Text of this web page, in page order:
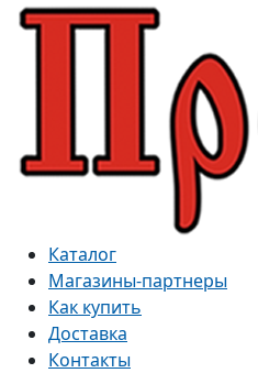
Каталог
Магазины-партнеры
Как купить
Доставка
Контакты